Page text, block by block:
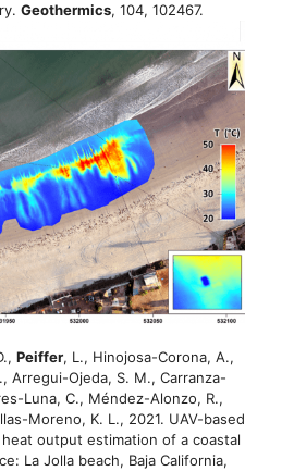
Geothermics, 104, 102467.
Peiffer, L., Hinojosa-Corona, A.,
Arregui-Ojeda, S. M., Carranza-
Luna, C., Méndez-Alonzo, R.,
Moreno, K. L., 2021. UAV-based
output estimation of a coastal
La Jolla beach, Baja California,